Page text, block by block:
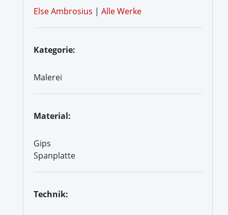
Else Ambrosius | Alle Werke
Kategorie:
Malerei
Material:
Gips
Spanplatte
Technik: